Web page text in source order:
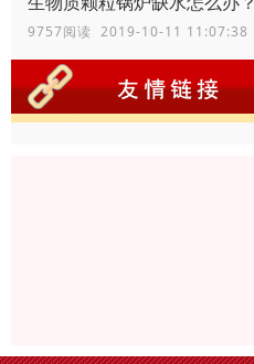
9757阅读 2019-10-11 11:07:38